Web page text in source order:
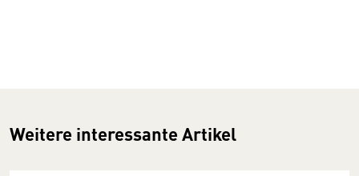
Weitere interessante Artikel